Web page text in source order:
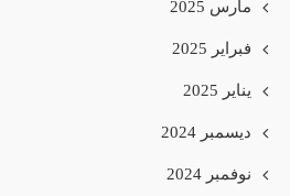
مارس 2025
فبراير 2025
يناير 2025
ديسمبر 2024
نوفمبر 2024